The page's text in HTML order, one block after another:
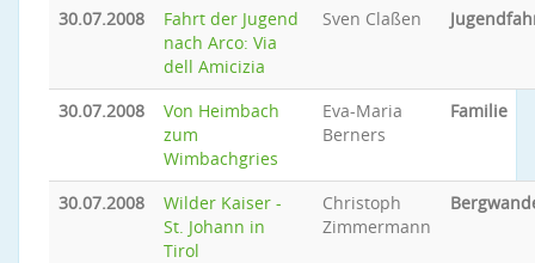
30.07.2008
Fahrt der Jugend
nach Arco: Via
dell Amicizia
Sven Claßen
30.07.2008
Von Heimbach
zum
Wimbachgries
Eva-Maria
Berners
Familie
30.07.2008
Wilder Kaiser -
St. Johann in
Tirol
Christoph
Zimmermann